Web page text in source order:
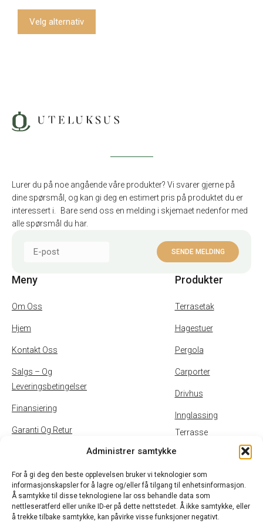
Administrer samtykke
For å gi deg den beste opplevelsen bruker vi teknologier som
informasjonskapsler for å lagre og/eller få tilgang til enhetsinformasjon.
Å samtykke til disse teknologiene lar oss behandle data som
nettleseratferd eller unike ID-er på dette nettstedet. Å ikke samtykke, eller
å trekke tilbake samtykke, kan påvirke visse funksjoner negativt.
Velg alternativ
Lurer du på noe angående våre produkter? Vi svarer gjerne på
dine spørsmål, og kan gi deg en estimert pris på produktet du er
interessert i. Bare send oss en melding i skjemaet nedenfor med
alle spørsmål du har.
Meny
Om Oss
Hjem
Kontakt Oss
Salgs – Og
Leveringsbetingelser
Finansiering
Garanti Og Retur
Personvernpolicy Og
Cookies
B2B
Produkter
Terrasetak
Hagestuer
Pergola
Carporter
Drivhus
Innglassing
Terrasse
Uteservering